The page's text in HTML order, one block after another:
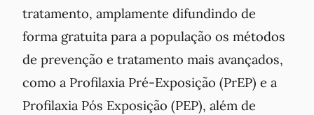
tratamento, amplamente difundindo de
forma gratuita para a população os métodos
de prevenção e tratamento mais avançados,
como a Profilaxia Pré-Exposição (PrEP) e a
Profilaxia Pós Exposição (PEP), além de